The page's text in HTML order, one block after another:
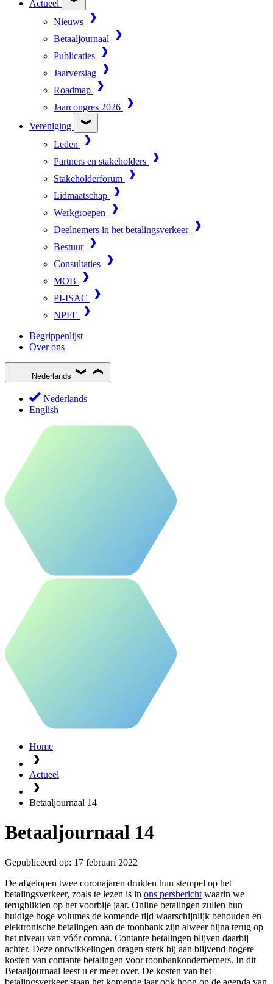
Actueel
Nieuws
Betaaljournaal
Publicaties
Jaarverslag
Roadmap
Jaarcongres 2026
Vereniging
Leden
Partners en stakeholders
Stakeholderforum
Lidmaatschap
Werkgroepen
Deelnemers in het betalingsverkeer
Bestuur
Consultaties
MOB
PI-ISAC
NPFF
Begrippenlijst
Over ons
Nederlands
Nederlands
English
Home
Actueel
Betaaljournaal 14
Betaaljournaal 14
Gepubliceerd op: 17 februari 2022
De afgelopen twee coronajaren drukten hun stempel op het
betalingsverkeer, zoals te lezen is in ons persbericht waarin we
terugblikten op het voorbije jaar. Online betalingen zullen hun
huidige hoge volumes de komende tijd waarschijnlijk behouden en
elektronische betalingen aan de toonbank zijn alweer bijna terug op
het niveau van vóór corona. Contante betalingen blijven daarbij
achter. Deze ontwikkelingen dragen sterk bij aan blijvend hogere
kosten van contante betalingen voor toonbankondernemers. In dit
Betaaljournaal leest u er meer over. De kosten van het
betalingsverkeer staan het komende jaar ook hoog op de agenda van